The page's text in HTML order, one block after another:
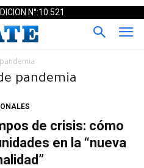
N°:10.521
pandemia
de crisis: cómo
en la “nueva